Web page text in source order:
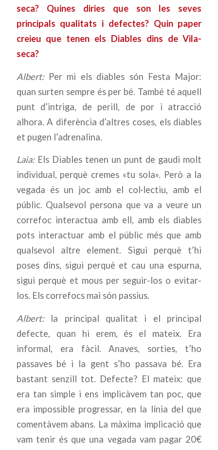
seca? Quines diries que son les seves
principals qualitats i defectes? Quin paper
creieu que tenen els Diables dins de Vila-
seca?
Albert:Per mi els diables són Festa Major:
quan surten sempre és per bé. També té aquell
punt d’intriga, de perill, de por i atracció
alhora. A diferència d’altres coses, els diables
et pugen l’adrenalina.
Laia:Els Diables tenen un punt de gaudi molt
individual, perquè cremes «tu sola». Però a la
vegada és un joc amb el col·lectiu, amb el
públic. Qualsevol persona que va a veure un
correfoc interactua amb ell, amb els diables
pots interactuar amb el públic més que amb
qualsevol altre element. Sigui perquè t’hi
poses dins, sigui perquè et cau una espurna,
sigui perquè et mous per seguir-los o evitar-
los. Els correfocs mai són passius.
Albert:la principal qualitat i el principal
defecte, quan hi erem, és el mateix. Era
informal, era fàcil. Anaves, sorties, t’ho
passaves bé i la gent s’ho passava bé. Era
bastant senzill tot. Defecte? El mateix: que
era tan simple i ens implicàvem tan poc, que
era impossible progressar, en la línia del que
comentàvem abans. La màxima implicació que
vam tenir és que una vegada vam pagar 20€